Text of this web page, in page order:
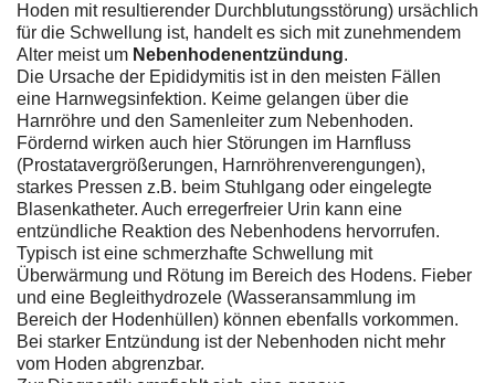
Hoden mit resultierender Durchblutungsstörung) ursächlich
für die Schwellung ist, handelt es sich mit zunehmendem
Alter meist um Nebenhodenentzündung.
Die Ursache der Epididymitis ist in den meisten Fällen
eine Harnwegsinfektion. Keime gelangen über die
Harnröhre und den Samenleiter zum Nebenhoden.
Fördernd wirken auch hier Störungen im Harnfluss
(Prostatavergrößerungen, Harnröhrenverengungen),
starkes Pressen z.B. beim Stuhlgang oder eingelegte
Blasenkatheter. Auch erregerfreier Urin kann eine
entzündliche Reaktion des Nebenhodens hervorrufen.
Typisch ist eine schmerzhafte Schwellung mit
Überwärmung und Rötung im Bereich des Hodens. Fieber
und eine Begleithydrozele (Wasseransammlung im
Bereich der Hodenhüllen) können ebenfalls vorkommen.
Bei starker Entzündung ist der Nebenhoden nicht mehr
vom Hoden abgrenzbar.